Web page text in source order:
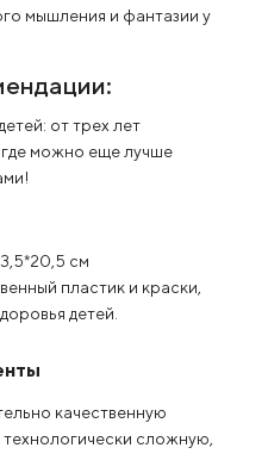
мышления и фантазии у
от трех лет
можно еще лучше
см
пластик и краски,
детей.
качественную
сложную,